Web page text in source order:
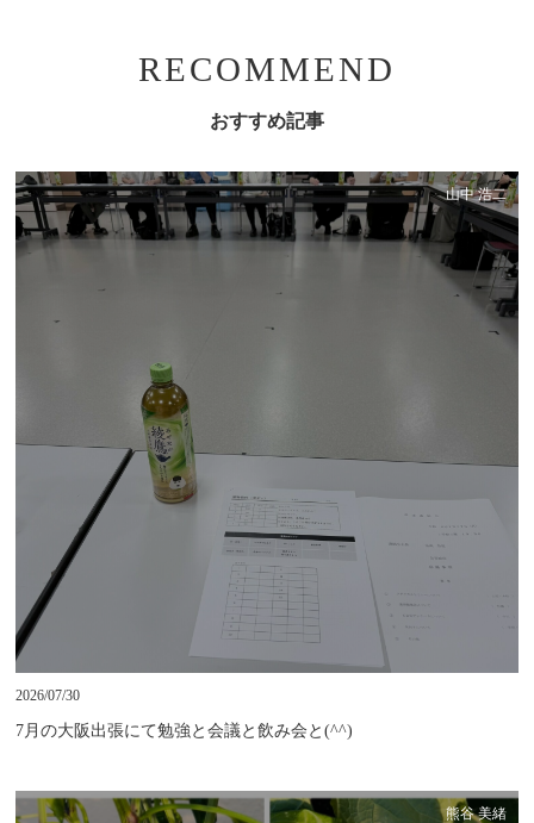
RECOMMEND
おすすめ記事
山中 浩二
2026/07/30
7月の大阪出張にて勉強と会議と飲み会と(^^)
熊谷 美緒